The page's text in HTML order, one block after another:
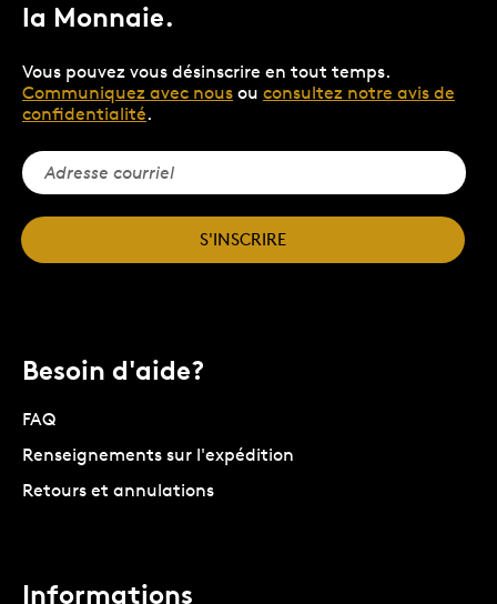
la Monnaie.
Vous pouvez vous désinscrire en tout temps.
Communiquez avec nous ou consultez notre avis de
confidentialité.
S'INSCRIRE
Besoin d'aide?
FAQ
Renseignements sur l'expédition
Retours et annulations
Informations